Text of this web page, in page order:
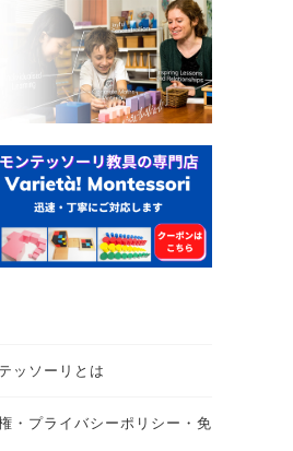
ッソーリとは
・プライバシーポリシー・免